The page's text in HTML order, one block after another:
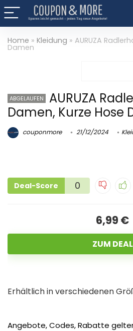
Home » Kleidung » AURUZA
Damen
ABGELAUFEN
AURUZA
Damen, Kurze Hose
couponmore 21/12/2024
Deal-Score 0
6,99 €
ZUM DEAL
Erhältlich in verschiedenen
Angebote, Codes, Rabatte